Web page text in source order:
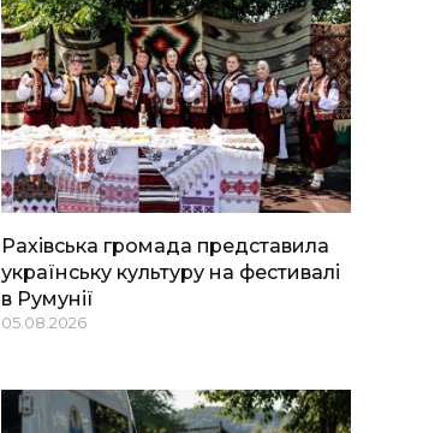
Рахівська громада представила
українську культуру на фестивалі
в Румунії
05.08.2026